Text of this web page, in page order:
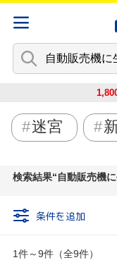
迷宮
検索結果 自動販売機
条件を追加
1件～9件（全9件）